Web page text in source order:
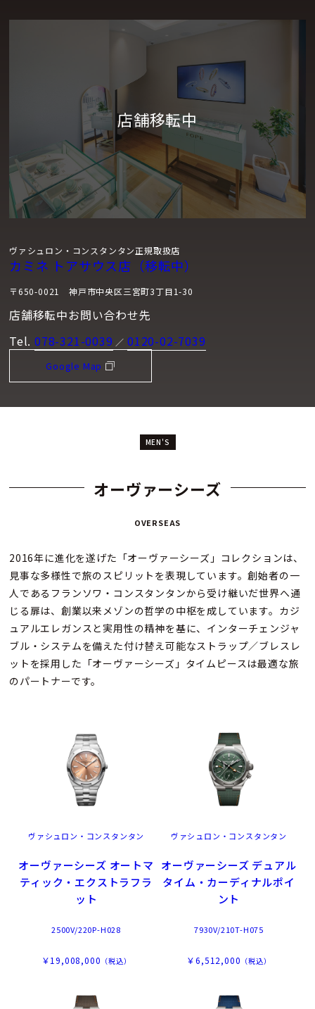
ヴァシュロン・コンスタンタン正規取扱店
カミネ トアサウス店（移転中）
〒650-0021 神戸市中央区三宮町3丁目1-30
店舗移転中お問い合わせ先
Tel. 078-321-0039 ／0120-02-7039
Google Map
MEN'S
オーヴァーシーズ
OVERSEAS
2016年に進化を遂げた「オーヴァーシーズ」コレクションは、
見事な多様性で旅のスピリットを表現しています。創始者の一
人であるフランソワ・コンスタンタンから受け継いだ世界へ通
じる扉は、創業以来メゾンの哲学の中枢を成しています。カジ
ュアルエレガンスと実用性の精神を基に、インターチェンジャ
ブル・システムを備えた付け替え可能なストラップ／ブレスレ
ットを採用した「オーヴァーシーズ」タイムピースは最適な旅
のパートナーです。
ヴァシュロン・コンスタンタン
オーヴァーシーズ オートマ
ティック・エクストラフラ
ット
2500V/220P-H028
￥19,008,000 （税込）
ヴァシュロン・コンスタンタン
オーヴァーシーズ デュアル
タイム・カーディナルポイ
ント
7930V/210T-H075
￥6,512,000 （税込）